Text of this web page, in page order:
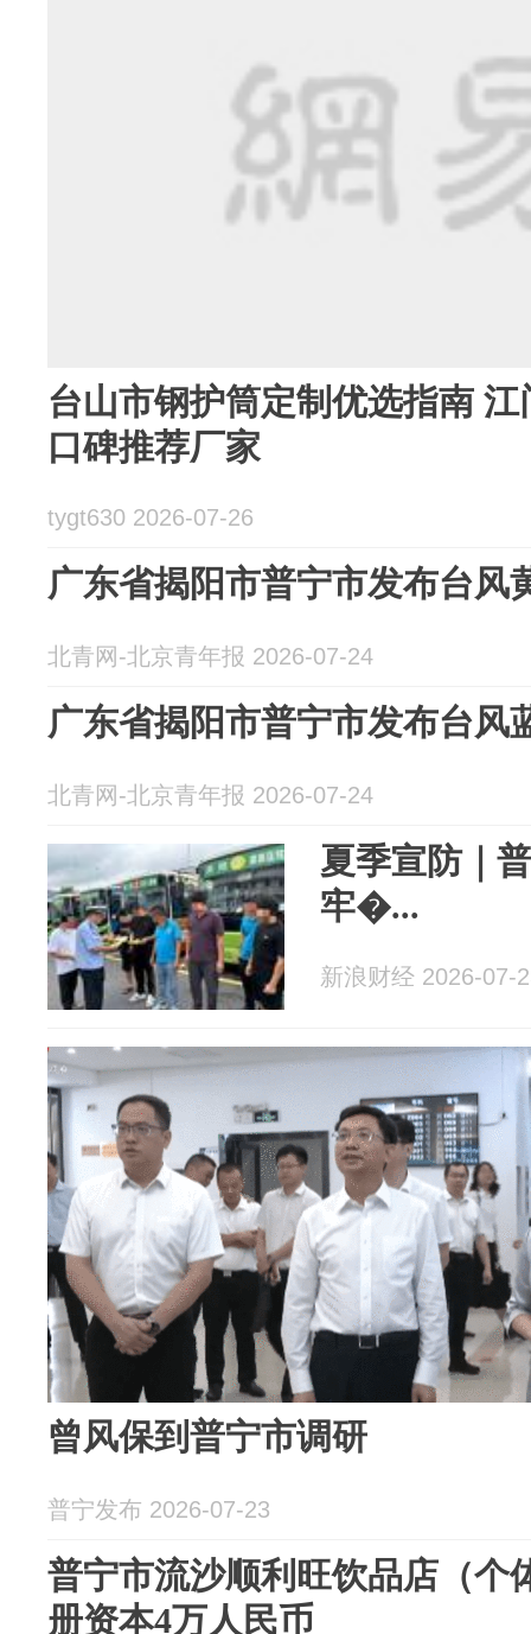
台山市钢护筒定制优选指南
口碑推荐厂家
tygt630 2026-07-26
广东省揭阳市普宁市发布台风
北青网-北京青年报 2026-07-24
广东省揭阳市普宁市发布台风
北青网-北京青年报 2026-07-24
夏季宣防｜
牢�...
新浪财经 2026-07-
曾风保到普宁市调研
普宁发布 2026-07-23
普宁市流沙顺利旺饮品店（个
册资本4万人民币